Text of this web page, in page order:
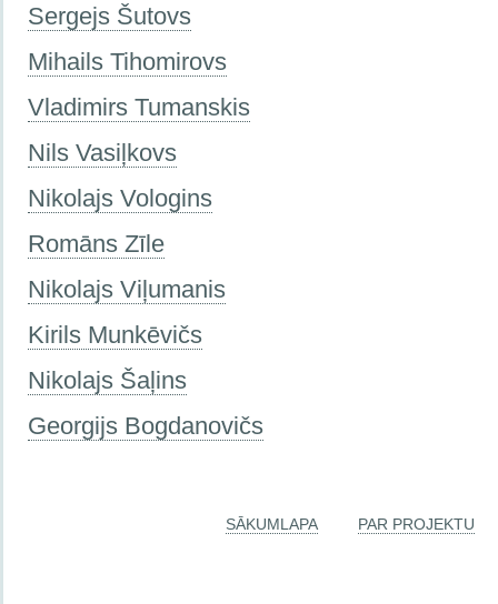
Sergejs Šutovs
Mihails Tihomirovs
Vladimirs Tumanskis
Nils Vasiļkovs
Nikolajs Vologins
Romāns Zīle
Nikolajs Viļumanis
Kirils Munkēvičs
Nikolajs Šaļins
Georgijs Bogdanovičs
SĀKUMLAPA PAR PROJEKTU